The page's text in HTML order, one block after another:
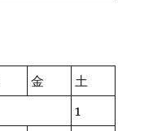
金
土
1